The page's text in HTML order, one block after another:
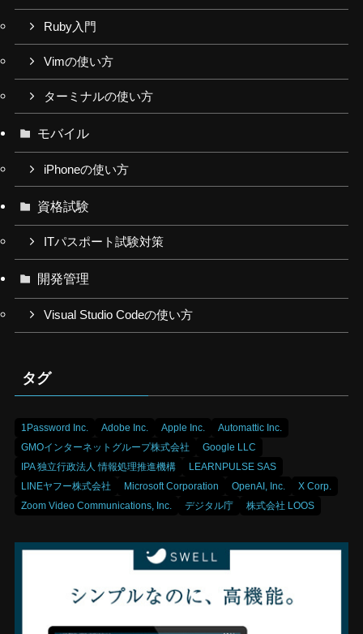
Ruby入門
Vimの使い方
ターミナルの使い方
モバイル
iPhoneの使い方
資格試験
ITパスポート試験対策
開発管理
Visual Studio Codeの使い方
タグ
1Password Inc. Adobe Inc. Apple Inc.
Automattic Inc.
GMOインターネットグループ株式会社
Google LLC
IPA 独立行政法人 情報処理推進機構
LEARNPULSE SAS
LINEヤフー株式会社
Microsoft Corporation OpenAI, Inc.
X Corp.
Zoom Video Communications, Inc.
デジタル庁 株式会社 LOOS